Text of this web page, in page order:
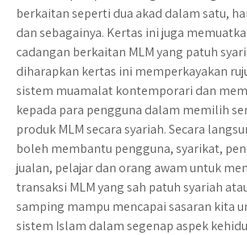
berkaitan seperti dua akad dalam satu,
dan sebagainya. Kertas ini juga
cadangan berkaitan MLM yang patuh
diharapkan kertas ini memperkayakan
sistem muamalat kontemporari dan
kepada para pengguna dalam memilih
produk MLM secara syariah. Secara
boleh membantu pengguna, syarikat,
jualan, pelajar dan orang awam untuk
transaksi MLM yang sah patuh syariah
samping mampu mencapai sasaran kita
sistem Islam dalam segenap aspek